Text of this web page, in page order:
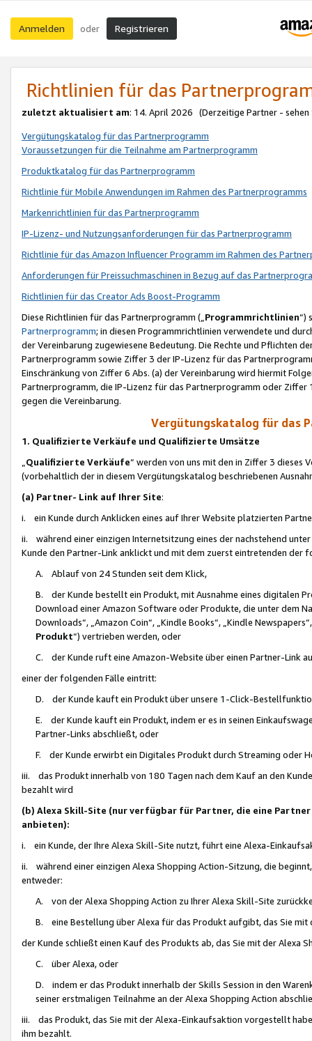
Anmelden oder Registrieren
Richtlinien für das
zuletzt aktualisiert am: 14. April 2026 (Derzeitige Partner - sehen
Vergütungskatalog für das Partnerprogramm
Voraussetzungen für die Teilnahme am Partnerprogramm
Produktkatalog für das Partnerprogramm
Richtlinie für Mobile Anwendungen im Rahmen des Partnerprogramms
Markenrichtlinien für das Partnerprogramm
IP-Lizenz- und Nutzungsanforderungen für das Partnerprogramm
Richtlinie für das Amazon Influencer Programm im Rahmen des
Anforderungen für Preissuchmaschinen in Bezug auf das
Richtlinien für das Creator Ads Boost-Programm
Diese Richtlinien für das Partnerprogramm („Programmrichtlinien“)
Partnerprogramm; in diesen Programmrichtlinien verwendete und
der Vereinbarung zugewiesene Bedeutung. Die Rechte und Pflichten
Partnerprogramm sowie Ziffer 3 der IP-Lizenz für das
Einschränkung von Ziffer 6 Abs. (a) der Vereinbarung wird hiermit
Partnerprogramm, die IP-Lizenz für das Partnerprogramm oder
gegen die Vereinbarung.
Vergütungskatalog für das
1. Qualifizierte Verkäufe und Qualifizierte Umsätze
Qualifizierte Verkäufe“ werden von uns mit den in Ziffer 3
(vorbehaltlich der in diesem Vergütungskatalog beschriebenen
(a) Partner- Link auf Ihrer Site:
i. ein Kunde durch Anklicken eines auf Ihrer Website platzierten
ii. während einer einzigen Internetsitzung eines der nachstehend
Kunde den Partner-Link anklickt und mit dem zuerst eintretenden der
A. Ablauf von 24 Stunden seit dem Klick,
B. der Kunde bestellt ein Produkt, mit Ausnahme eines digitalen
Download einer Amazon Software oder Produkte, die unter dem
Downloads“, „Amazon Coin“, „Kindle Books“, „Kindle
Produkt“) vertrieben werden, oder
C. der Kunde ruft eine Amazon-Website über einen Partner-Link
einer der folgenden Fälle eintritt:
D. der Kunde kauft ein Produkt über unsere 1-Click-
E. der Kunde kauft ein Produkt, indem er es in seinen
Partner-Links abschließt, oder
F. der Kunde erwirbt ein Digitales Produkt durch Streaming oder
iii. das Produkt innerhalb von 180 Tagen nach dem Kauf an den
bezahlt wird
(b) Alexa Skill-Site (nur verfügbar für Partner, die eine
anbieten):
i. ein Kunde, der Ihre Alexa Skill-Site nutzt, führt eine Alexa-
ii. während einer einzigen Alexa Shopping Action-Sitzung, die
entweder:
A. von der Alexa Shopping Action zu Ihrer Alexa Skill-Site
B. eine Bestellung über Alexa für das Produkt aufgibt, das Sie mit
der Kunde schließt einen Kauf des Produkts ab, das Sie mit der Alexa
C. über Alexa, oder
D. indem er das Produkt innerhalb der Skills Session in den
seiner erstmaligen Teilnahme an der Alexa Shopping Action
iii. das Produkt, das Sie mit der Alexa-Einkaufsaktion vorgestellt
ihm bezahlt.